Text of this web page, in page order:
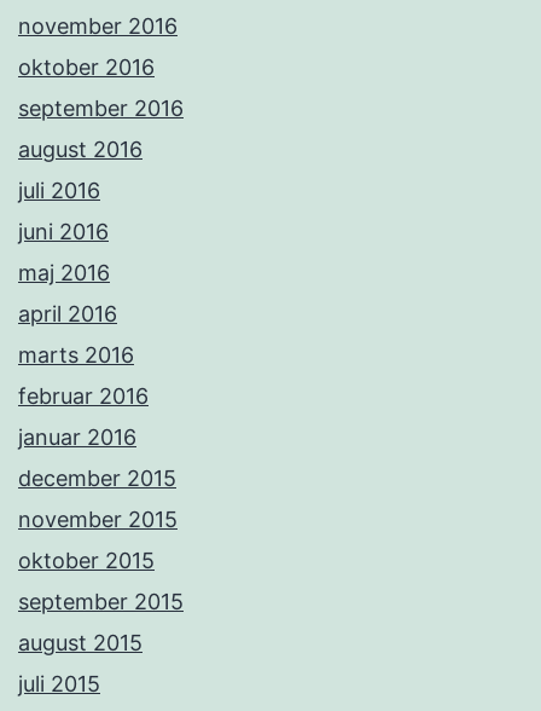
november 2016
oktober 2016
september 2016
august 2016
juli 2016
juni 2016
maj 2016
april 2016
marts 2016
februar 2016
januar 2016
december 2015
november 2015
oktober 2015
september 2015
august 2015
juli 2015